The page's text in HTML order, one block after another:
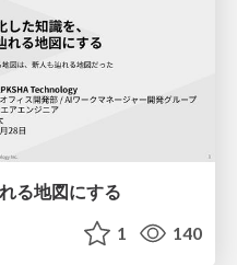
る地図にする
1 140